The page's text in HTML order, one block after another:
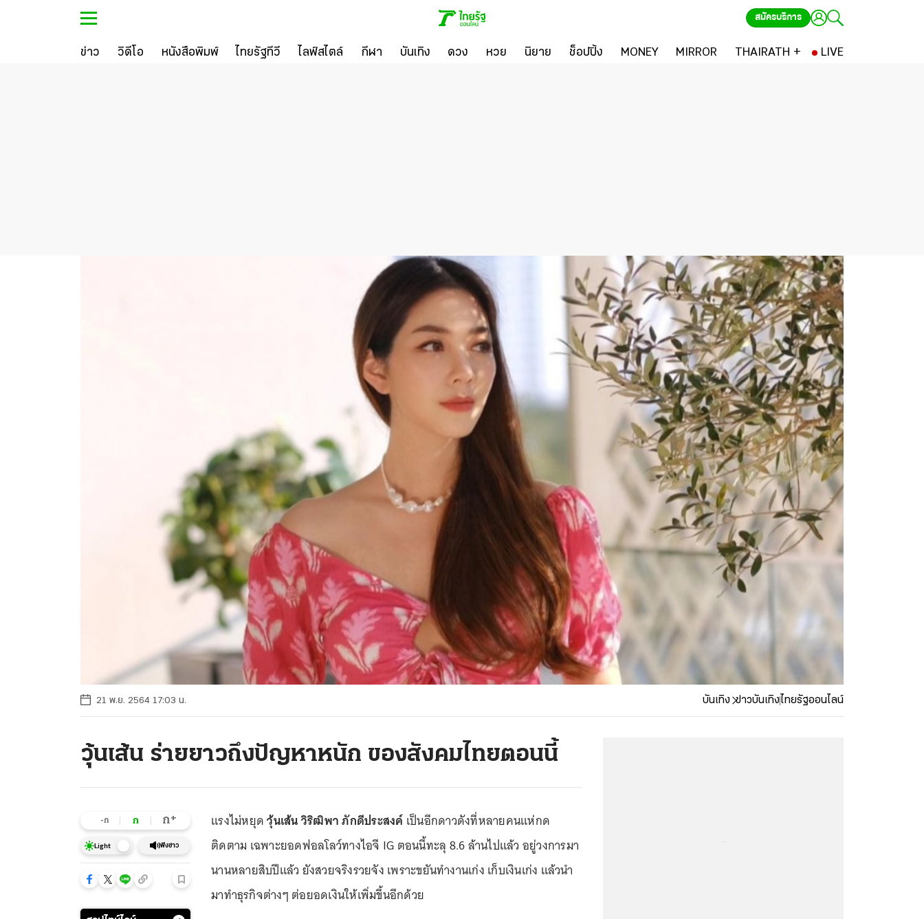
สมัครบริการ
ข่าว วิดีโอ หนังสือพิมพ์ ไทยรัฐทีวี ไลฟ์สไตล์ กีฬา บันเทิง ดวง หวย นิยาย ช็อปปิ้ง MONEY MIRROR THAIRATH + LIVE
21 พ.ย. 2564 17:03 น. บันเทิง ข่าวบันเทิงไทยรัฐออนไลน์
วุ้นเส้น ร่ายยาวถึงปัญหาหนัก ของสังคมไทยตอนนี้
-ก ก ก+
Light ฟังข่าว
แรงไม่หยุดวุ้นเส้น วิริฒิพา ภักดีประสงค์ เป็นอีกดาวดังที่หลายคนแห่กด
ติดตาม เฉพาะยอดฟอลโลว์ทางไอจี IG ตอนนี้ทะลุ 8.6 ล้านไปแล้ว อยู่วงการมา
นานหลายสิบปีแล้ว ยังสวยจริงรวยจัง เพราะขยันทำงานเก่ง เก็บเงินเก่ง แล้วนำ
มาทำธุรกิจต่างๆ ต่อยอดเงินให้เพิ่มขึ้นอีกด้วย